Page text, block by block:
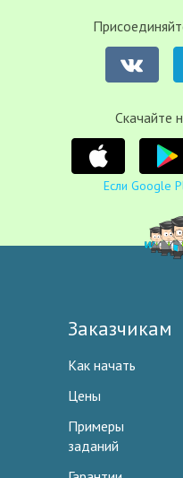
Cкачайте
Если Google
Заказчикам
Как начать
Цены
Примеры
заданий